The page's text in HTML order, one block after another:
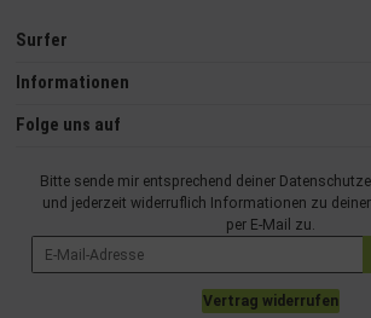
Surfer
Informationen
Folge uns auf
Bitte sende mir entsprechend deiner
und jederzeit widerruflich Informationen zu
per E-Mail zu.
Vertrag widerrufen